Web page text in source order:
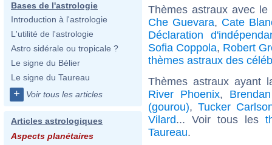
Bases de l'astrologie
Introduction à l'astrologie
L'utilité de l'astrologie
Astro sidérale ou tropicale ?
Le signe du Bélier
Le signe du Taureau
+ Voir tous les articles
Articles astrologiques
Aspects planétaires
Thèmes astraux avec
Che Guevara, Cate
Déclaration
Sofia Coppola, Robert
thèmes astraux des
Thèmes astraux ayant
River Phoenix,
(gourou),Tucker
Vilard... Voir tous les
Taureau.